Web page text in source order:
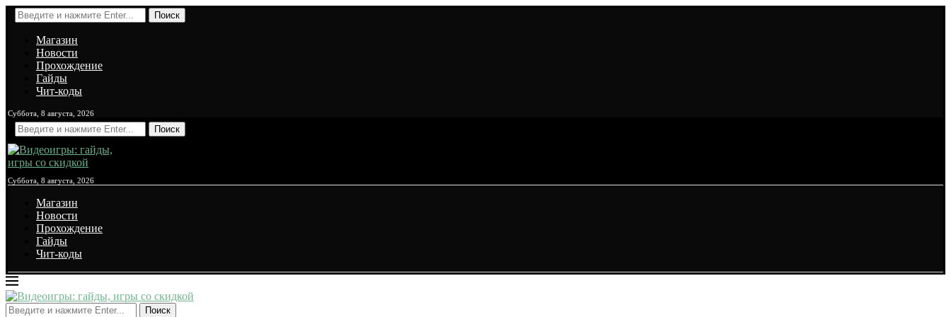
Поиск
Магазин
Новости
Прохождение
Гайды
Чит-коды
Суббота, 8 августа, 2026
Поиск
Суббота, 8 августа, 2026
Магазин
Новости
Прохождение
Гайды
Чит-коды
Поиск